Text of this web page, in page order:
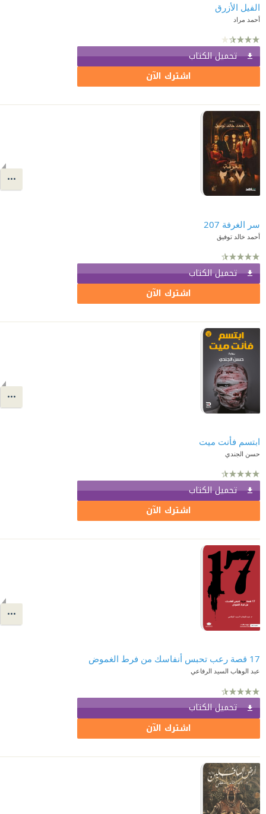
الفيل الأزرق
أحمد مراد
تحميل الكتاب
اشترك الآن
سر الغرفة 207
أحمد خالد توفيق
تحميل الكتاب
اشترك الآن
ابتسم فأنت ميت
حسن الجندي
تحميل الكتاب
اشترك الآن
17 قصة رعب تحبس أنفاسك من فرط الغموض
عبد الوهاب السيد الرفاعي
تحميل الكتاب
اشترك الآن